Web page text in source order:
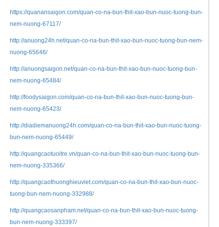
https://quanansaigon.com/quan-co-na-bun-thit-xao-bun-nuoc-tuong-bun-
nem-nuong-67117/
http://anuong24h.net/quan-co-na-bun-thit-xao-bun-nuoc-tuong-bun-nem-
nuong-65646/
http://anuongsaigon.net/quan-co-na-bun-thit-xao-bun-nuoc-tuong-bun-
nem-nuong-65484/
http://foodysaigon.com/quan-co-na-bun-thit-xao-bun-nuoc-tuong-bun-
nem-nuong-65423/
http://diadiemanuong24h.com/quan-co-na-bun-thit-xao-bun-nuoc-tuong-
bun-nem-nuong-65449/
http://quangcaotuoitre.vn/quan-co-na-bun-thit-xao-bun-nuoc-tuong-bun-
nem-nuong-335366/
http://quangcaothuonghieuviet.com/quan-co-na-bun-thit-xao-bun-nuoc-
tuong-bun-nem-nuong-332988/
http://quangcaosanpham.net/quan-co-na-bun-thit-xao-bun-nuoc-tuong-
bun-nem-nuong-333397/